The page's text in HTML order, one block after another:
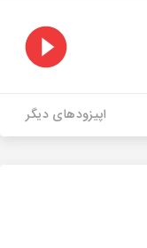
اپیزودهای دیگر